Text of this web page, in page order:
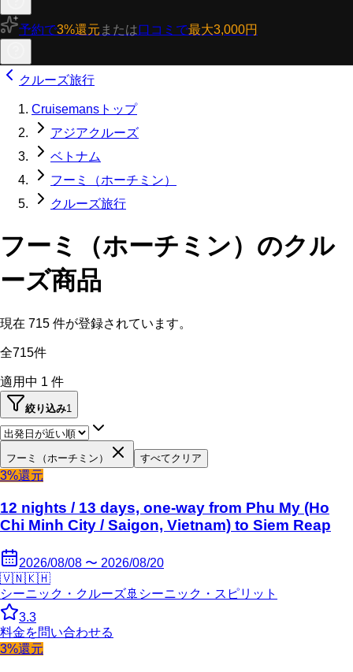
予約で3%還元 または口コミで最大3,000円
クルーズ旅行
Cruisemansトップ
アジアクルーズ
ベトナム
フーミ（ホーチミン）
クルーズ旅行
フーミ（ホーチミン）のクル
ーズ商品
現在 715 件が登録されています。
全715件
適用中 1 件
絞り込み1
フーミ（ホーチミン） すべてクリア
3%還元
12 nights / 13 days, one-way from Phu My (Ho
Chi Minh City / Saigon, Vietnam) to Siem Reap
2026/08/08 〜 2026/08/20
🇻🇳🇰🇭
シーニック・クルーズ🚢 シーニック・スピリット
3.3
料金を問い合わせる
3%還元